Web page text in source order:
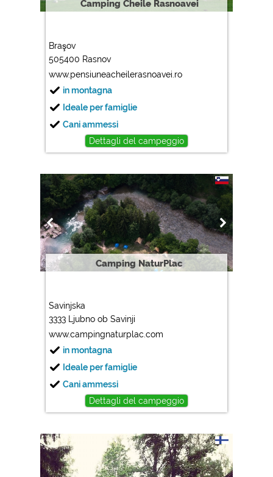
Camping Cheile Rasnoavei
Braşov
505400 Rasnov
www.pensiuneacheilerasnoavei.ro
in montagna
Ideale per famiglie
Cani ammessi
Dettagli del campeggio
Camping NaturPlac
Savinjska
3333 Ljubno ob Savinji
www.campingnaturplac.com
in montagna
Ideale per famiglie
Cani ammessi
Dettagli del campeggio